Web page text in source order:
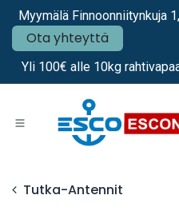
Siirry sisältöön
Myymälä Finnoonniitynkuja
Ota yhteyttä
Yli 100€ alle 10kg
Tutka-Antennit